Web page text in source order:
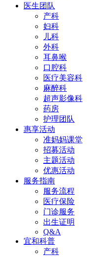
医生团队
产科
妇科
儿科
外科
耳鼻喉
口腔科
医疗美容科
麻醉科
超声影像科
药房
护理团队
惠享活动
准妈妈课堂
招募活动
主题活动
优惠活动
服务指南
服务流程
医疗保险
门诊服务
出生证明
Q&A
宜和科普
产科